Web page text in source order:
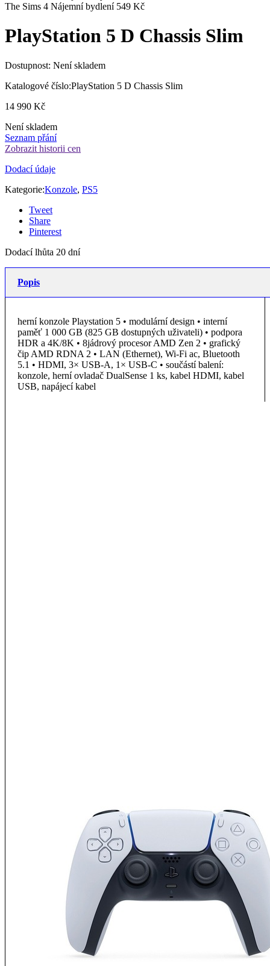
The Sims 4 Nájemní bydlení 549 Kč
PlayStation 5 D Chassis Slim
Dostupnost: Není skladem
Katalogové číslo:PlayStation 5 D Chassis Slim
14 990 Kč
Není skladem
Seznam přání
Zobrazit historii cen
Dodací údaje
Kategorie:Konzole, PS5
Tweet
Share
Pinterest
Dodací lhůta 20 dní
Popis
herní konzole Playstation 5 • modulární design • interní
paměť 1 000 GB (825 GB dostupných uživateli) • podpora
HDR a 4K/8K • 8jádrový procesor AMD Zen 2 • grafický
čip AMD RDNA 2 • LAN (Ethernet), Wi-Fi ac, Bluetooth
5.1 • HDMI, 3× USB-A, 1× USB-C • součástí balení:
konzole, herní ovladač DualSense 1 ks, kabel HDMI, kabel
USB, napájecí kabel